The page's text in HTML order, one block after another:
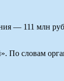
— 111 млн
По словам